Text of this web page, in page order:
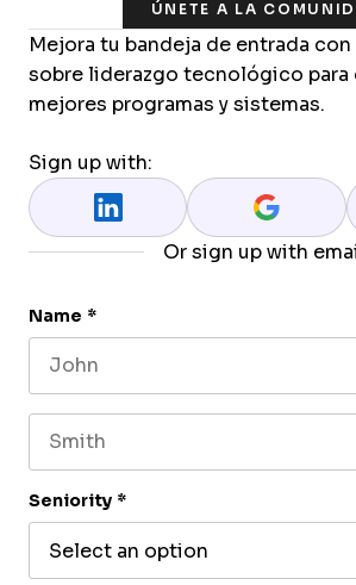
ÚNETE A LA
Mejora tu bandeja de entrada con
sobre liderazgo tecnológico para
mejores programas y sistemas.
Sign up with:
Or sign up with
Name *
Seniority *